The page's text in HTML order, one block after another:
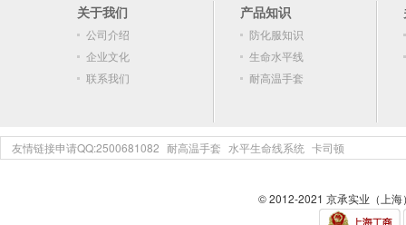
关于我们
公司介绍
企业文化
联系我们
产品知识
防化服知识
生命水平线
耐高温手套
友情链接申请QQ:2500681082 耐高温手套 水平生命线系统 卡司顿
© 2012-2021 京承实业（上